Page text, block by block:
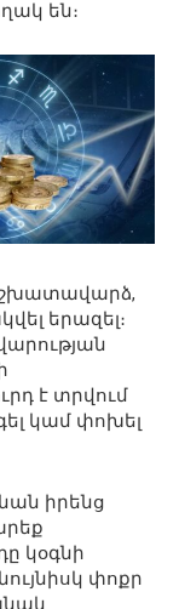
են։
երազել։
է տրվում
կամ փոխել
իրենց
կօգնի
փոքր